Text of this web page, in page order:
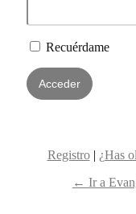
Recuérdame
Registro| ¿Has
← Ir a